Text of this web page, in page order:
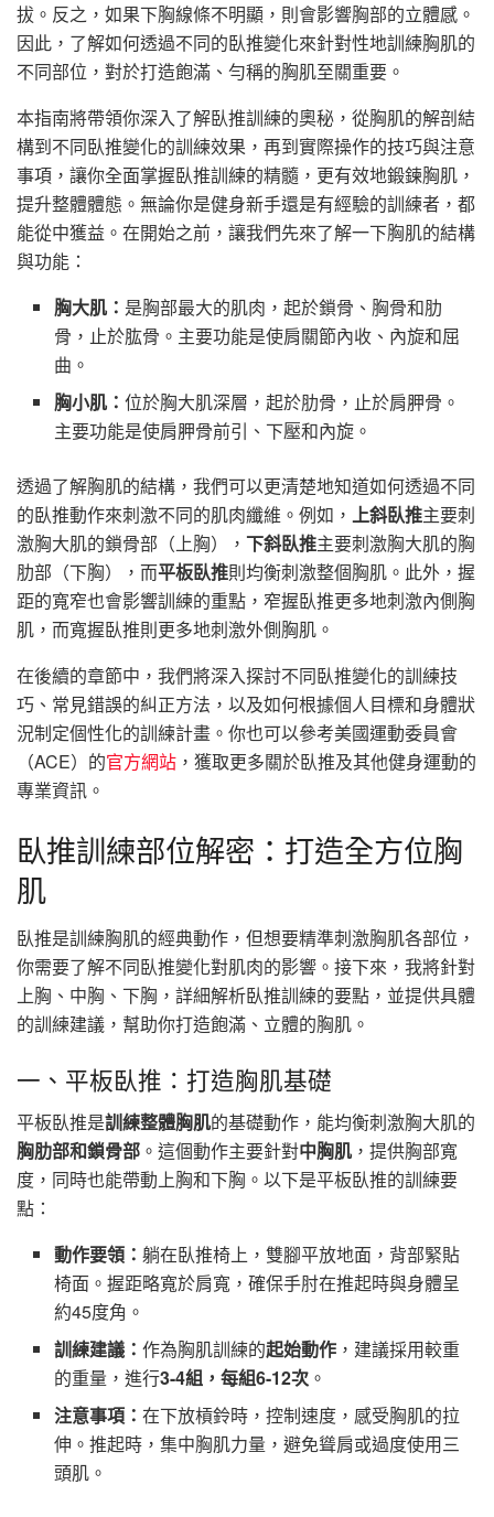
拔。反之，如果下胸線條不明顯，則會影響胸部的立體感。
因此，了解如何透過不同的臥推變化來針對性地訓練胸肌的
不同部位，對於打造飽滿、勻稱的胸肌至關重要。
本指南將帶領你深入了解臥推訓練的奧秘，從胸肌的解剖結
構到不同臥推變化的訓練效果，再到實際操作的技巧與注意
事項，讓你全面掌握臥推訓練的精髓，更有效地鍛鍊胸肌，
提升整體體態。無論你是健身新手還是有經驗的訓練者，都
能從中獲益。在開始之前，讓我們先來了解一下胸肌的結構
與功能：
胸大肌： 是胸部最大的肌肉，起於鎖骨、胸骨和肋
骨，止於肱骨。主要功能是使肩關節內收、內旋和屈
曲。
胸小肌：位於胸大肌深層，起於肋骨，止於肩胛骨。
主要功能是使肩胛骨前引、下壓和內旋。
透過了解胸肌的結構，我們可以更清楚地知道如何透過不同
的臥推動作來刺激不同的肌肉纖維。例如， 上斜臥推主要刺
激胸大肌的鎖骨部（上胸）， 下斜臥推主要刺激胸大肌的胸
肋部（下胸），而平板臥推則均衡刺激整個胸肌。此外，握
距的寬窄也會影響訓練的重點，窄握臥推更多地刺激內側胸
肌，而寬握臥推則更多地刺激外側胸肌。
在後續的章節中，我們將深入探討不同臥推變化的訓練技
巧、常見錯誤的糾正方法，以及如何根據個人目標和身體狀
況制定個性化的訓練計畫。你也可以參考美國運動委員會
（ACE）的官方網站 ，獲取更多關於臥推及其他健身運動的
專業資訊。
臥推訓練部位解密：打造全方位胸
肌
臥推是訓練胸肌的經典動作，但想要精準刺激胸肌各部位，
你需要了解不同臥推變化對肌肉的影響。接下來，我將針對
上胸、中胸、下胸，詳細解析臥推訓練的要點，並提供具體
的訓練建議，幫助你打造飽滿、立體的胸肌。
一、平板臥推：打造胸肌基礎
平板臥推是訓練整體胸肌的基礎動作，能均衡刺激胸大肌的
胸肋部和鎖骨部 。這個動作主要針對中胸肌 ，提供胸部寬
度，同時也能帶動上胸和下胸。以下是平板臥推的訓練要
點：
動作要領：躺在臥推椅上，雙腳平放地面，背部緊貼
椅面。握距略寬於肩寬，確保手肘在推起時與身體呈
約45度角。
訓練建議：作為胸肌訓練的起始動作 ，建議採用較重
的重量，進行3-4組，每組6-12次 。
注意事項：在下放槓鈴時，控制速度，感受胸肌的拉
伸。推起時，集中胸肌力量，避免聳肩或過度使用三
頭肌。